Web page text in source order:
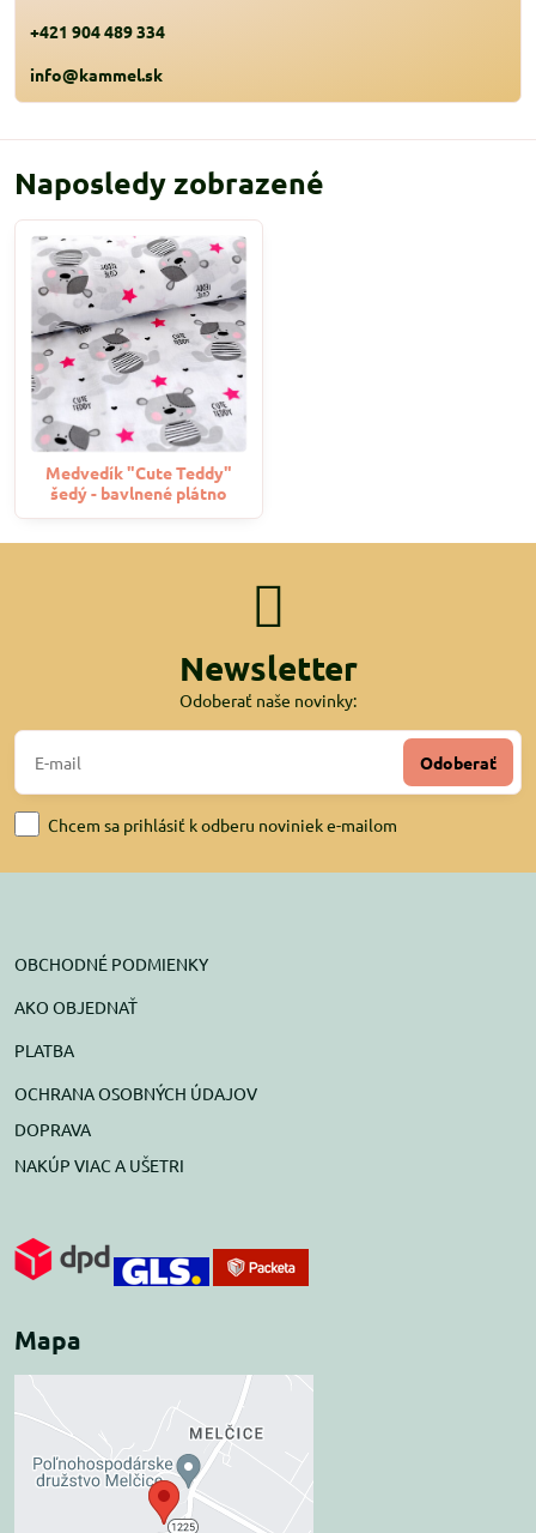
+421 904 489 334
info@kammel.sk
Naposledy zobrazené
Medvedík "Cute Teddy"
šedý - bavlnené plátno
Newsletter
Odoberať naše novinky:
Odoberať
Chcem sa prihlásiť k odberu noviniek e-mailom
OBCHODNÉ PODMIENKY
AKO OBJEDNAŤ
PLATBA
OCHRANA OSOBNÝCH ÚDAJOV
DOPRAVA
NAKÚP VIAC A UŠETRI
Mapa
Externý obsah je
blokovaný Voľbami
súkromia